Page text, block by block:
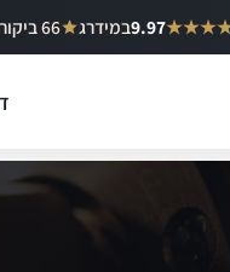
9.97במידרג 66 ביקורות בגוגל